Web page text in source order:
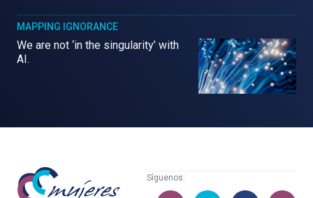
MAPPING IGNORANCE
We are not ‘in the singularity’ with
AI.
Mujeres
con
Síguenos: